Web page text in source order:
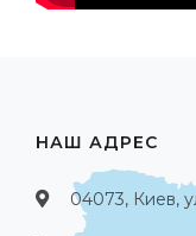
НАШ АДРЕС
04073, Киев,